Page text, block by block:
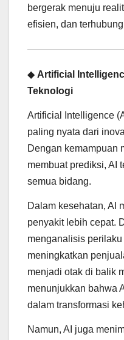
bergerak menuju
efisien, dan
◆ Artificial
Teknologi
Artificial Intelligence
paling nyata dari
Dengan kemampuan
membuat prediksi, AI
semua bidang.
Dalam kesehatan, AI
penyakit lebih cepat.
menganalisis
meningkatkan
menjadi otak di balik
menunjukkan bahwa
dalam transformasi
Namun, AI juga